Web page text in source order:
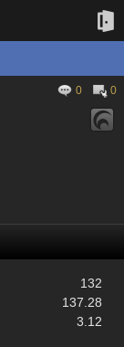
0 0
132
137.28
3.12